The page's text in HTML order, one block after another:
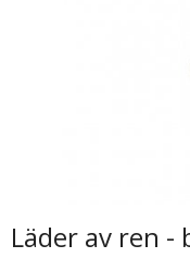
Läder av ren -